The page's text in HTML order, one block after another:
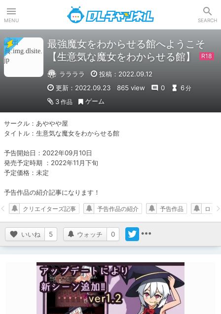
MENU SEARCH
最強魔女をわからせる館へようこそ
【生意気な魔女をわからせる館】
ララララ
投稿：2022.09.12
更新：2022.09.23
865 view 0 6分
3 作品 ゲーム
サークル：あややや屋
タイトル：生意気な魔女をわからせる館
予告開始日：2022年09月10日
発売予定時期 ：2022年11月下旬
予定価格：未定
予告作品の紹介記事になります！
いいね 5 ウォッチ 0
クリエイターズ記事 予告作品の紹介 予告作品 ロリ